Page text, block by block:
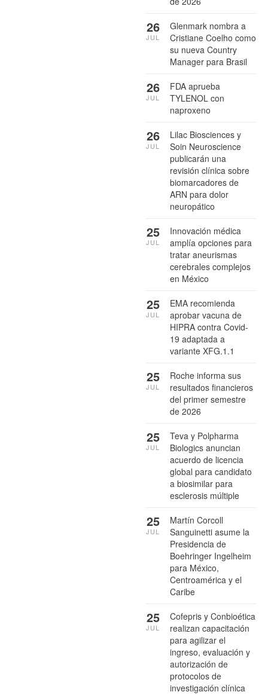
Glenmark nombra a
Cristiane Coelho como
su nueva Country
Manager para Brasil
26
JUL
FDA aprueba
TYLENOL con
naproxeno
26
JUL
Lilac Biosciences y
Soin Neuroscience
publicarán una
revisión clínica sobre
biomarcadores de
ARN para dolor
neuropático
26
JUL
Innovación médica
amplía opciones para
tratar aneurismas
cerebrales complejos
en México
25
JUL
EMA recomienda
aprobar vacuna de
HIPRA contra Covid-
19 adaptada a
variante XFG.1.1
25
JUL
Roche informa sus
resultados financieros
del primer semestre
de 2026
25
JUL
Teva y Polpharma
Biologics anuncian
acuerdo de licencia
global para candidato
a biosimilar para
esclerosis múltiple
25
JUL
Martín Corcoll
Sanguinetti asume la
Presidencia de
Boehringer Ingelheim
para México,
Centroamérica y el
Caribe
25
JUL
Cofepris y Conbioética
realizan capacitación
para agilizar el
ingreso, evaluación y
autorización de
protocolos de
investigación clínica
25
JUL